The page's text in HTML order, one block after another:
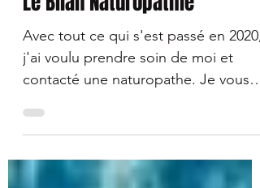
J'ai testé pour vous
Le Bilan Naturopathie
Avec tout ce qui s'est passé en 2020,
j'ai voulu prendre soin de moi et